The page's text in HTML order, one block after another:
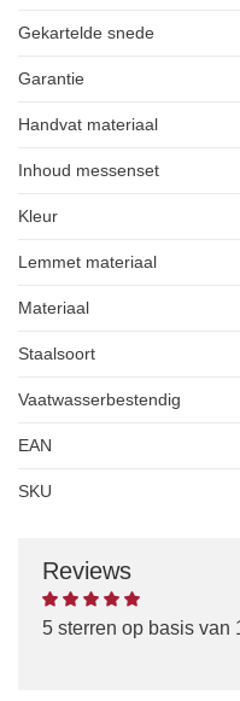
Gekartelde snede
Garantie
Handvat materiaal
Inhoud messenset
Kleur
Lemmet materiaal
Materiaal
Staalsoort
Vaatwasserbestendig
EAN
SKU
Reviews
5 sterren op basis van